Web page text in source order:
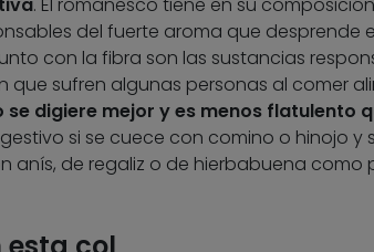
. El romanesco tiene en su
del fuerte aroma que desprende
con la fibra son las sustancias
que sufren algunas personas al comer
se digiere mejor y es menos flatulento
si se cuece con comino o hinojo y
anís, de regaliz o de hierbabuena como